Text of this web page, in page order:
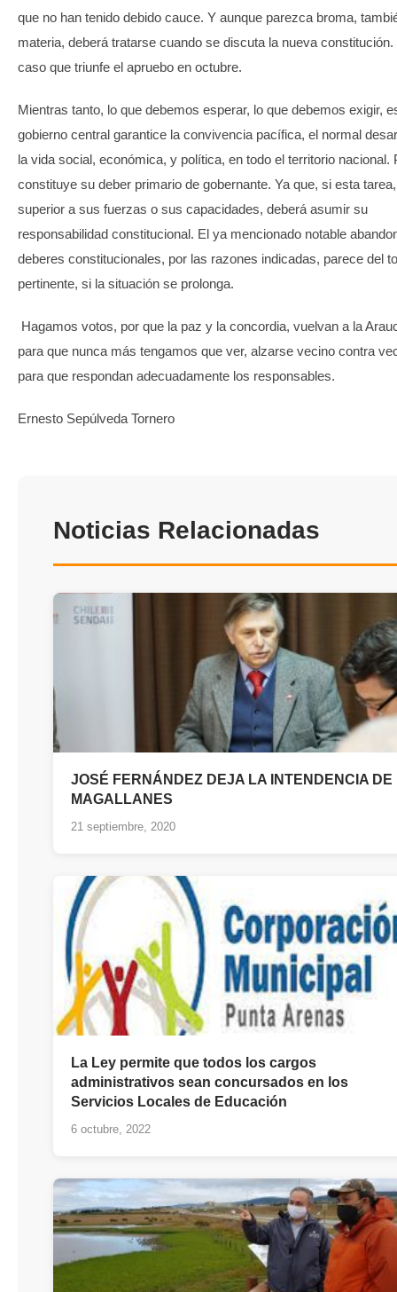
que no han tenido debido cauce. Y aunque parezca broma,
materia, deberá tratarse cuando se discuta la nueva constitución.
caso que triunfe el apruebo en octubre.
Mientras tanto, lo que debemos esperar, lo que debemos exigir,
gobierno central garantice la convivencia pacífica, el normal
la vida social, económica, y política, en todo el territorio nacional.
constituye su deber primario de gobernante. Ya que, si esta
superior a sus fuerzas o sus capacidades, deberá asumir su
responsabilidad constitucional. El ya mencionado notable
deberes constitucionales, por las razones indicadas, parece del
pertinente, si la situación se prolonga.
Hagamos votos, por que la paz y la concordia, vuelvan a la
para que nunca más tengamos que ver, alzarse vecino contra
para que respondan adecuadamente los responsables.
Ernesto Sepúlveda Tornero
Noticias Relacionadas
JOSÉ FERNÁNDEZ DEJA LA INTENDENCIA DE
MAGALLANES
21 septiembre, 2020
La Ley permite que todos los cargos
administrativos sean concursados en los
Servicios Locales de Educación
6 octubre, 2022